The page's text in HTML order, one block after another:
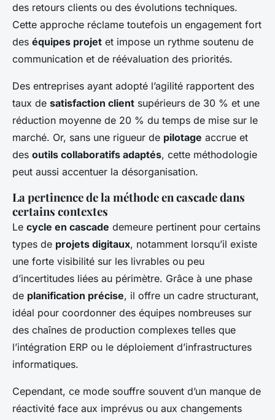
des retours clients ou des évolutions techniques.
Cette approche réclame toutefois un engagement fort
des équipes projet et impose un rythme soutenu de
communication et de réévaluation des priorités.
Des entreprises ayant adopté l’agilité rapportent des
taux de satisfaction client supérieurs de 30 % et une
réduction moyenne de 20 % du temps de mise sur le
marché. Or, sans une rigueur de pilotage accrue et
des outils collaboratifs adaptés, cette méthodologie
peut aussi accentuer la désorganisation.
La pertinence de la méthode en cascade dans
certains contextes
Le cycle en cascade demeure pertinent pour certains
types de projets digitaux, notamment lorsqu’il existe
une forte visibilité sur les livrables ou peu
d’incertitudes liées au périmètre. Grâce à une phase
de planification précise, il offre un cadre structurant,
idéal pour coordonner des équipes nombreuses sur
des chaînes de production complexes telles que
l’intégration ERP ou le déploiement d’infrastructures
informatiques.
Cependant, ce mode souffre souvent d’un manque de
réactivité face aux imprévus ou aux changements